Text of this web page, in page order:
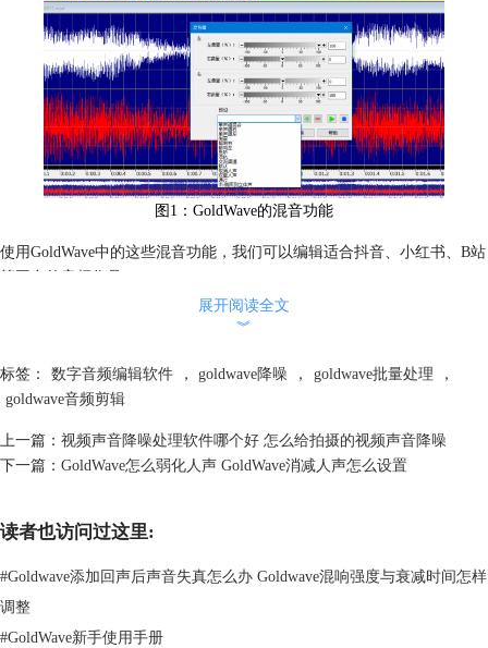
图1：GoldWave的混音功能
使用GoldWave中的这些混音功能，我们可以编辑适合抖音、小红书、B站
等平台的音频作品。
1、点击“打开一个文件”，选择我们需要混音的音频文件，将其导入到
图2：点击“打开一个文件”
2、菜单栏选择“效果”，点击“立体声”——“混音器”。
展开阅读全文
︾
标签： 数字音频编辑软件 ， goldwave降噪 ， goldwave批量处理
，
goldwave音频剪辑
上一篇： 视频声音降噪处理软件哪个好 怎么给拍摄的视频声音降噪
下一篇： GoldWave怎么弱化人声 GoldWave消减人声怎么设置
读者也访问过这里:
#Goldwave添加回声后声音失真怎么办 Goldwave混响强度与衰减时间怎样
调整
#GoldWave新手使用手册